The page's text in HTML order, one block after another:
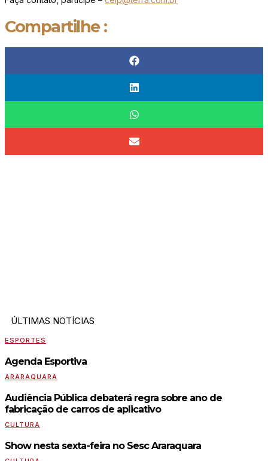
Compartilhe :
ÚLTIMAS NOTÍCIAS
ESPORTES
Agenda Esportiva
ARARAQUARA
Audiência Pública debaterá regra sobre ano de
fabricação de carros de aplicativo
CULTURA
Show nesta sexta-feira no Sesc Araraquara